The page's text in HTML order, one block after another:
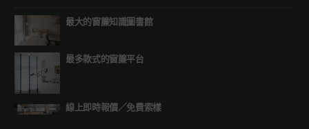
最大的窗簾知識圖書館
最多款式的窗簾平台
線上即時報價／免費索樣